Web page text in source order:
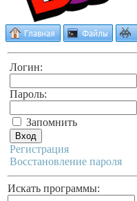
Логин:
Пароль:
Запомнить
Регистрация
Восстановление пароля
Искать программы: